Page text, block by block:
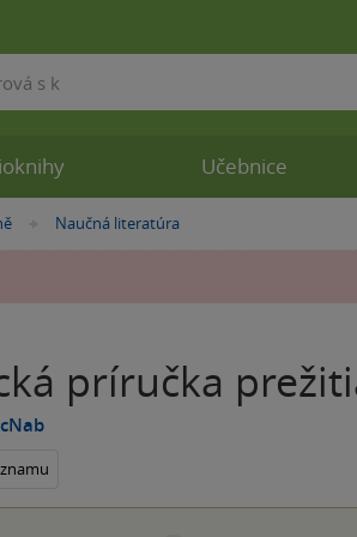
»
Naučná literatúra
príručka
Učebnice